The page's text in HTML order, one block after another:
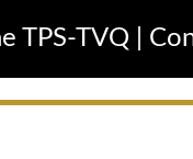
TPS-TVQ